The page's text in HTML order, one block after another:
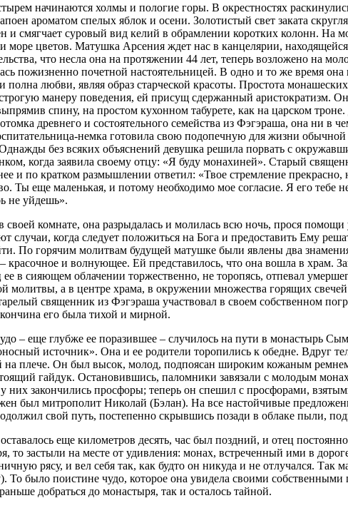
начинаются холмы и пологие горы. В окрестностях
ароматом спелых яблок и осени. Золотистый свет заката
и смягчает суровый вид келий в обрамлении коротких колонн. На
море цветов. Матушка Арсения ждет нас в канцелярии,
что несла она на протяжении 44 лет, теперь возложено на
пожизненно почетной настоятельницей. В одно и то же время она
полна любви, являя образ старческой красоты. Простота
манеру поведения, ей присущ сдержанный аристократизм.
спину, на простом кухонном табурете, как на царском
древнего и состоятельного семейства из Фэгэраша, она ни в
немка готовила свою подопечную для жизни обычной
без всяких объяснений девушка решила порвать с
когда заявила своему отцу: «Я буду монахиней». Старый
и по кратком размышлении ответил: «Твое стремление прекрасно,
Ты еще маленькая, и потому необходимо мое согласие. Я его тебе
не уйдешь».
своей комнате, она разрыдалась и молилась всю ночь, прося
случаи, когда следует положиться на Бога и предоставить Ему
По горячим молитвам будущей матушке были явлены два
красочное и волнующее. Ей представилось, что она вошла в храм.
ее в сияющем облачении торжественно, не торопясь, отпевал
молитвы, а в центре храма, в окружении множества горящих
священник из Фэгэраша участвовал в своем собственном
его была тихой и мирной.
– еще глубже ее поразившее – случилось на пути в монастырь
источник». Она и ее родители торопились к обедне. Вдруг
на плече. Он был высок, молод, подпоясан широким кожаным
гайдук. Остановившись, паломники завязали с молодым
них закончились просфоры; теперь он спешил с просфорами,
был митрополит Николай (Бэлан). На все настойчивые
свой путь, постепенно скрывшись позади в облаке пыли,
еще километров десять, час был поздний, и отец
то застыли на месте от удивления: монах, встреченный ими в
рясу, и вел себя так, как будто он никуда и не отлучался. Так
То было поистине чудо, которое она увидела своими собственными
добраться до монастыря, так и осталось тайной.